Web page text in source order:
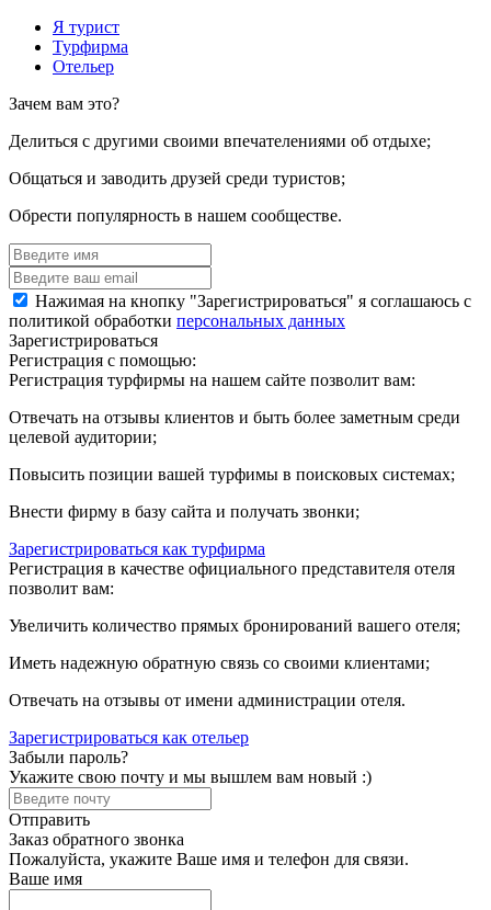
Я турист
Турфирма
Отельер
Зачем вам это?
Делиться с другими своими впечателениями об отдыхе;
Общаться и заводить друзей среди туристов;
Обрести популярность в нашем сообществе.
Нажимая на кнопку "Зарегистрироваться" я соглашаюсь с
политикой обработки персональных данных
Зарегистрироваться
Регистрация с помощью:
Регистрация турфирмы на нашем сайте позволит вам:
Отвечать на отзывы клиентов и быть более заметным среди
целевой аудитории;
Повысить позиции вашей турфимы в поисковых системах;
Внести фирму в базу сайта и получать звонки;
Зарегистрироваться как турфирма
Регистрация в качестве официального представителя отеля
позволит вам:
Увеличить количество прямых бронирований вашего отеля;
Иметь надежную обратную связь со своими клиентами;
Отвечать на отзывы от имени администрации отеля.
Зарегистрироваться как отельер
Забыли пароль?
Укажите свою почту и мы вышлем вам новый :)
Отправить
Заказ обратного звонка
Пожалуйста, укажите Ваше имя и телефон для связи.
Ваше имя